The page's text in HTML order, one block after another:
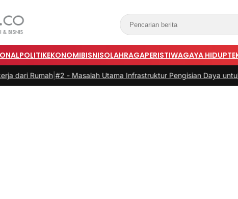
POLITIKEKONOMIBISNISOLAHRAGAPERISTIWAGAYA HIDUP
|#2 -Masalah Utama Infrastruktur Pengisian Daya untuk Mobil